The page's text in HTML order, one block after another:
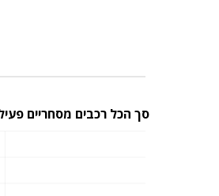
סך הכל רכבים מסחריים